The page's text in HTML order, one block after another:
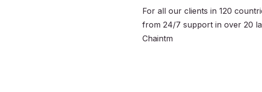
For all our clients in 120
from 24/7 support in over 20
Chaintm